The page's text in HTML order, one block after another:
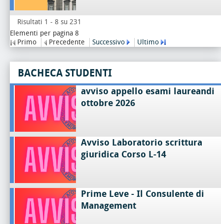
Risultati 1 - 8 su 231
Elementi per pagina 8
Primo
Precedente Successivo Ultimo
BACHECA STUDENTI
avviso appello esami laureandi
ottobre 2026
Avviso Laboratorio scrittura
giuridica Corso L-14
Prime Leve - Il Consulente di
Management